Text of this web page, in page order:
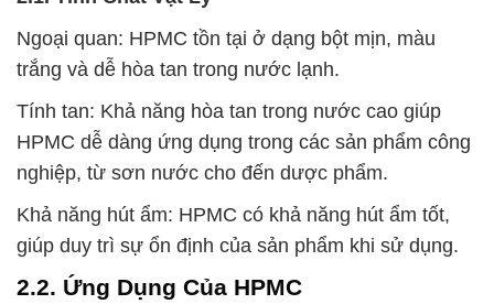
Ngoại quan: HPMC tồn tại ở dạng bột mịn, màu
trắng và dễ hòa tan trong nước lạnh.
Tính tan: Khả năng hòa tan trong nước cao giúp
HPMC dễ dàng ứng dụng trong các sản phẩm công
nghiệp, từ sơn nước cho đến dược phẩm.
Khả năng hút ẩm: HPMC có khả năng hút ẩm tốt,
giúp duy trì sự ổn định của sản phẩm khi sử dụng.
2.2. Ứng Dụng Của HPMC